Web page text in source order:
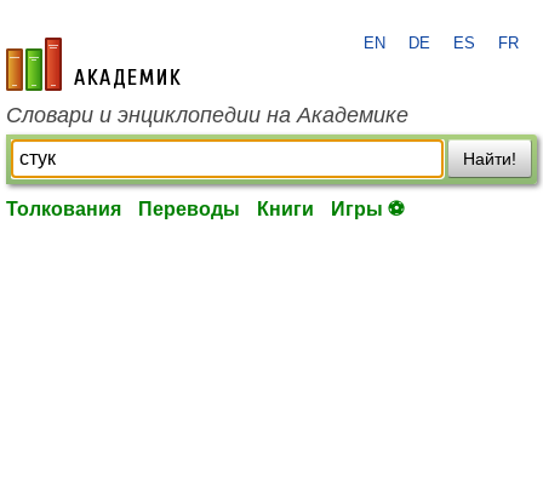
academic.ru
EN DE ES FR
Словари и энциклопедии на Академике
Найти!
Толкования Переводы Книги Игры ⚽